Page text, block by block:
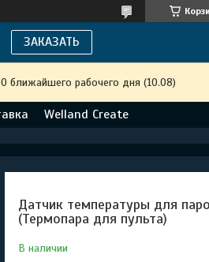
ЗАКАЗАТЬ
ближайшего рабочего дня (10.08)
Welland Create
Датчик температуры для
(Термопара для пульта)
В наличии